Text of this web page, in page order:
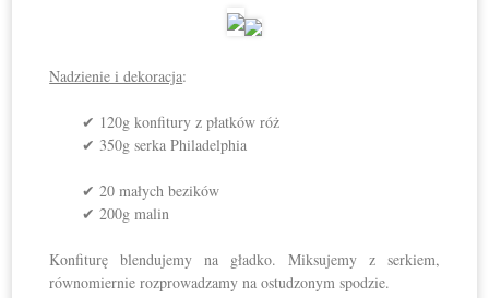
Nadzienie i dekoracja:
✔ 120g konfitury z płatków róż
✔ 350g serka Philadelphia
✔ 20 małych bezików
✔ 200g malin
Konfiturę blendujemy na gładko. Miksujemy z serkiem,
równomiernie rozprowadzamy na ostudzonym spodzie.